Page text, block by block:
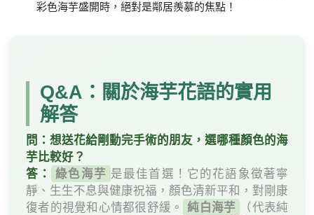
彩色海芋盛開時，絕對是鄰居羨慕的焦點！
Q&A：關於海芋花語的實用
解答
問：想送花給剛動完手術的朋友，選哪種顏色的海
芋比較好？
答：
綠色海芋 是最佳首選！它的花語象徵著寧
靜、生生不息與健康祝福，顏色清新平和，對剛康
復者的視覺和心情都很舒緩。
純白海芋
（代表純